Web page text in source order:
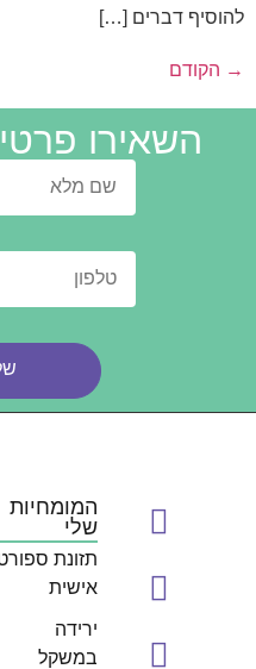
להוסיף דברים […]
→ הקודם
השאירו
המומחיות
שלי
תזונת
אישית
ירידה
במשקל